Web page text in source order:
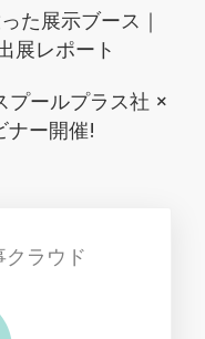
た展示ブース｜
展レポート
ールプラス社 ×
ナー開催!
ラウド